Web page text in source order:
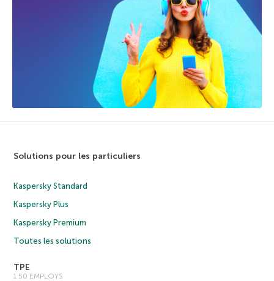
Solutions pour les particuliers
Kaspersky Standard
Kaspersky Plus
Kaspersky Premium
Toutes les solutions
TPE
1 50 EMPLOYS